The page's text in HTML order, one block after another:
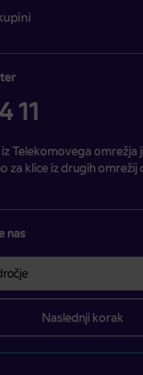
11
iz Telekomovega omrežja
za klice iz drugih
nas
izbrati.
Naslednji korak